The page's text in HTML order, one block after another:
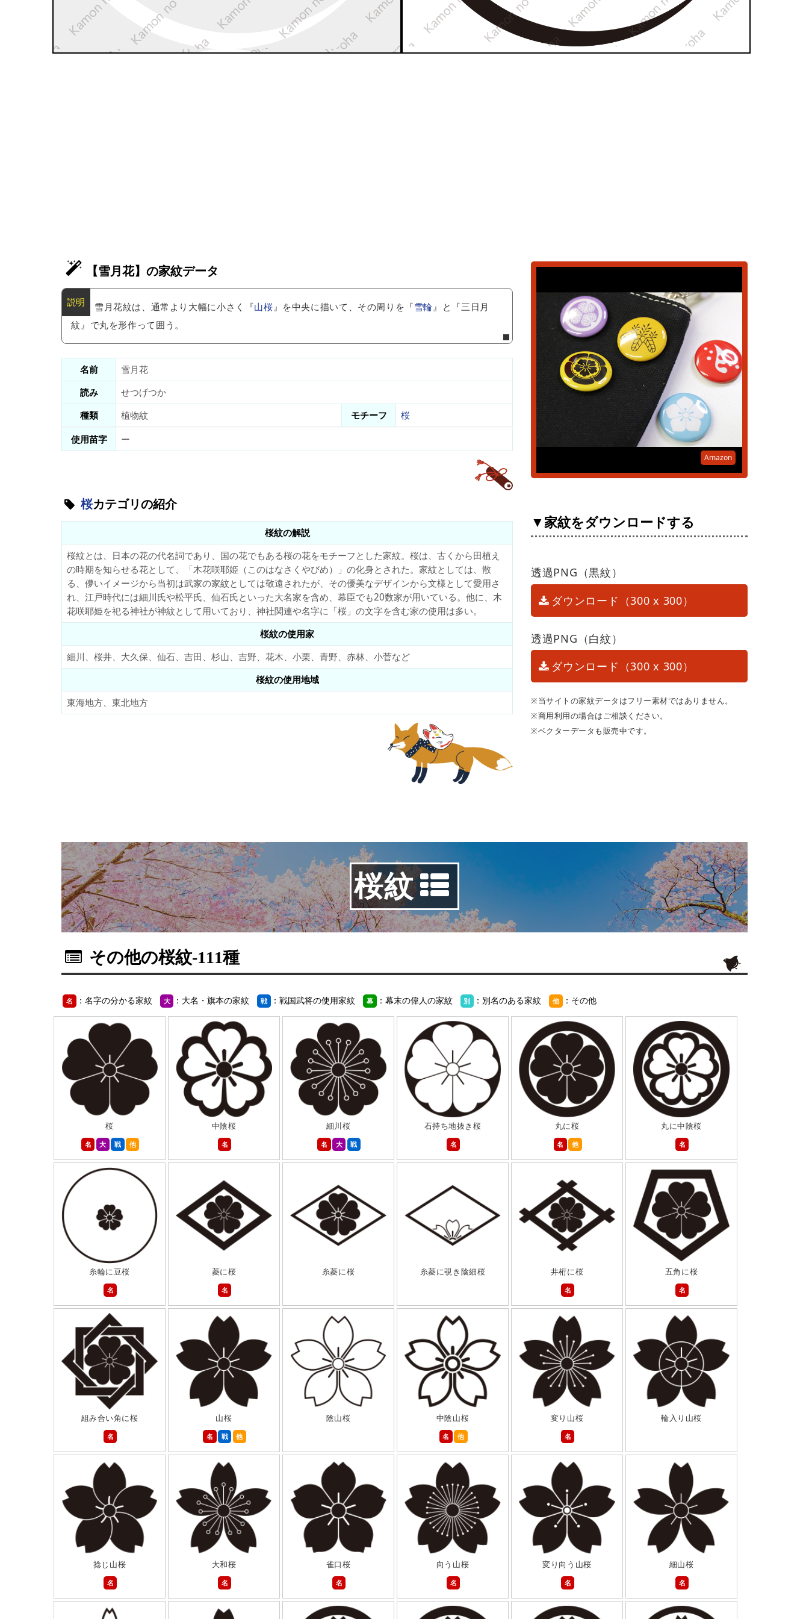
【雪月花】の家紋データ
雪月花紋は、通常より大幅に小さく『山桜』を中央に描いて、その周りを『雪輪』と『三日月
紋』で丸を形作って囲う。
名前
雪月花
読み
せつげつか
種類
植物紋 モチーフ
桜
使用苗字
ー
桜カテゴリの紹介
桜紋の解説
桜紋とは、日本の花の代名詞であり、国の花でもある桜の花をモチーフとした家紋。桜は、古くから田植え
の時期を知らせる花として、「木花咲耶姫（このはなさくやびめ）」の化身とされた。家紋としては、散
る、儚いイメージから当初は武家の家紋としては敬遠されたが、その優美なデザインから文様として愛用さ
れ、江戸時代には細川氏や松平氏、仙石氏といった大名家を含め、幕臣でも20数家が用いている。他に、木
花咲耶姫を祀る神社が神紋として用いており、神社関連や名字に「桜」の文字を含む家の使用は多い。
桜紋の使用家
細川、桜井、大久保、仙石、吉田、杉山、吉野、花木、小栗、青野、赤林、小菅など
桜紋の使用地域
東海地方、東北地方
Amazon
▼家紋をダウンロードする
透過PNG（黒紋）
ダウンロード（300 x 300）
透過PNG（白紋）
ダウンロード（300 x 300）
※当サイトの家紋データはフリー素材ではありません。
※商用利用の場合はご相談ください。
※ベクターデータも販売中です。
桜紋
その他の桜紋-111種
名 ：名字の分かる家紋 大 ：大名・旗本の家紋 戦 ：戦国武将の使用家紋 幕 ：幕末の偉人の家紋 別 ：別名のある家紋 他 ：その他
桜
名
大 戦 他
中陰桜
名
細川桜
名
大 戦
石持ち地抜き桜
名
丸に桜
名
他
丸に中陰桜
名
糸輪に豆桜
名
菱に桜
名
糸菱に桜 糸菱に覗き陰細桜
井桁に桜
名
五角に桜
名
組み合い角に桜
名
山桜
名
戦 他
陰山桜
中陰山桜
名
他
変り山桜
名
輪入り山桜
捻じ山桜
名
大和桜
名
雀口桜
名
向う山桜
名
変り向う山桜
名
細山桜
名